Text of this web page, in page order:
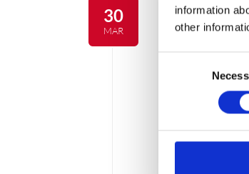
information
other
30
MAR